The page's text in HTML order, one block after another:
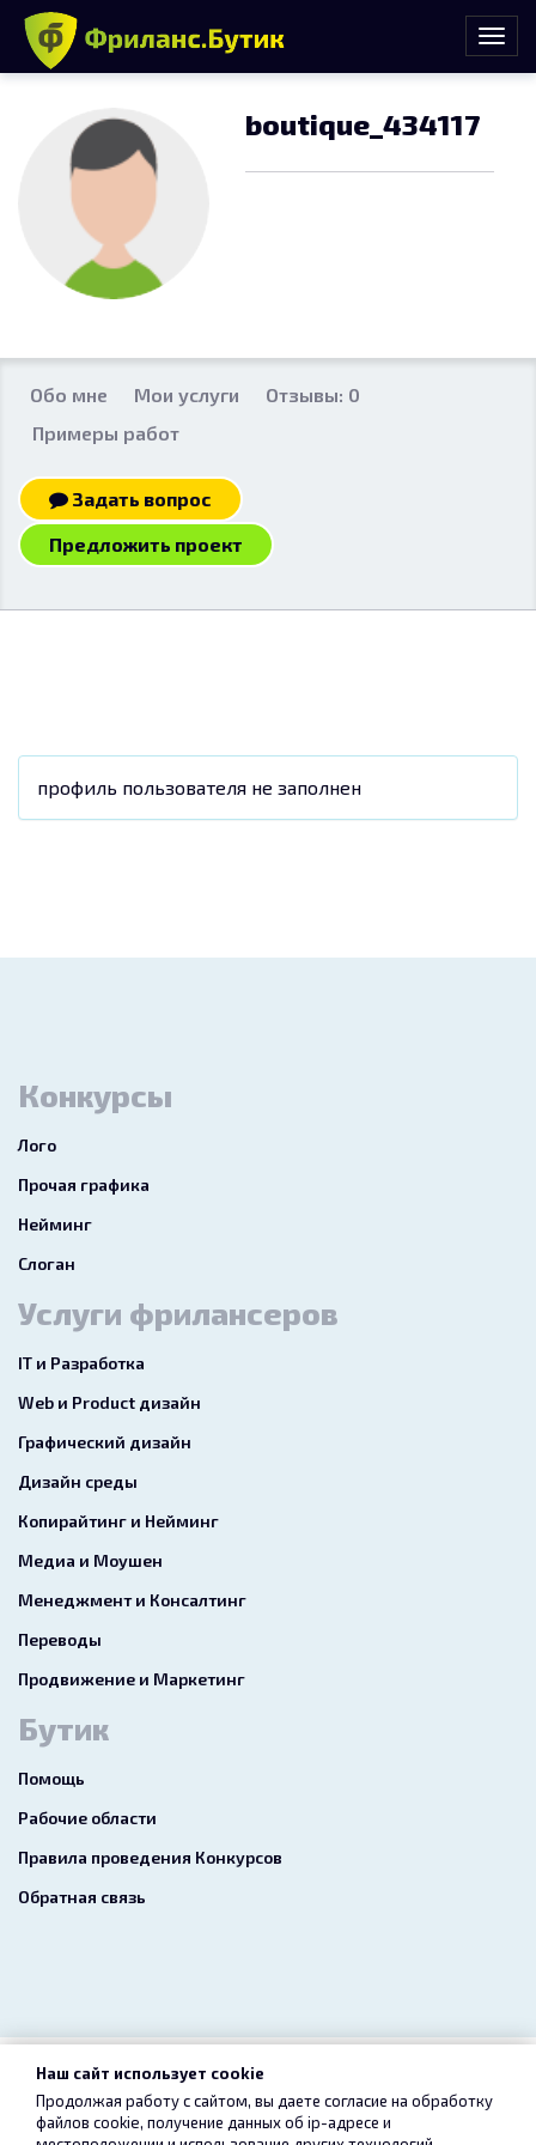
boutique_434117
Обо мне Мои услуги
Отзывы: 0
Примеры работ
Задать вопрос
Предложить проект
профиль пользователя не заполнен
Конкурсы
Лого
Прочая графика
Нейминг
Слоган
Услуги фрилансеров
IT и Разработка
Web и Product дизайн
Графический дизайн
Дизайн среды
Копирайтинг и Нейминг
Медиа и Моушен
Менеджмент и Консалтинг
Переводы
Продвижение и Маркетинг
Бутик
Помощь
Рабочие области
Правила проведения Конкурсов
Обратная связь
2026 freelance.boutique
Пользовательское соглашение Конфиденциальность
Наш сайт использует cookie
Продолжая работу с сайтом, вы даете согласие на обработку
файлов cookie, получение данных об ip-адресе и